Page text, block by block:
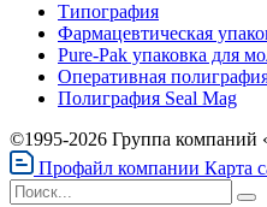
Типография
Фармацевтическая
Pure-Pak упаковка для
Оперативная
Полиграфия Seal Mag
©1995-2026 Группа компаний
Профайл компании Карта